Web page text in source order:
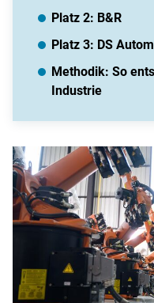
Platz 2: B&R
Platz 3: DS
Methodik: So
Industrie